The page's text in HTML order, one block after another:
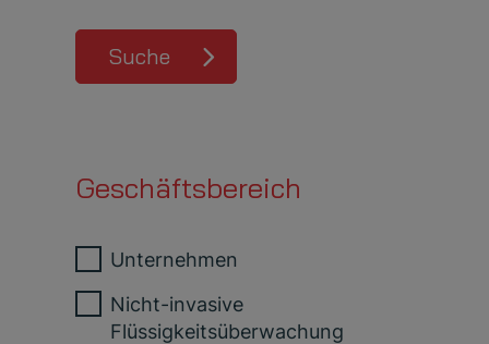
Suche
Geschäftsbereich
Unternehmen
Nicht-invasive
Flüssigkeitsüberwachung